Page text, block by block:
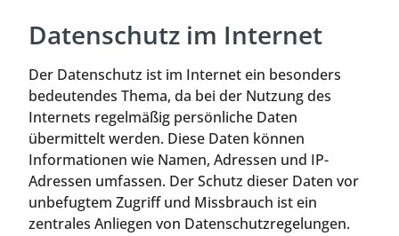
Datenschutz im Internet
Der Datenschutz ist im Internet ein besonders
bedeutendes Thema, da bei der Nutzung des
Internets regelmäßig persönliche Daten
übermittelt werden. Diese Daten können
Informationen wie Namen, Adressen und IP-
Adressen umfassen. Der Schutz dieser Daten vor
unbefugtem Zugriff und Missbrauch ist ein
zentrales Anliegen von Datenschutzregelungen.